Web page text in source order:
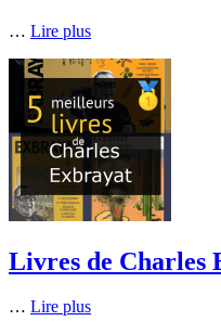
… Lire plus
Livres de Charles
… Lire plus